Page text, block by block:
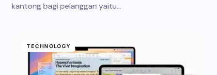
kantong bagi pelanggan yaitu…
TECHNOLOGY